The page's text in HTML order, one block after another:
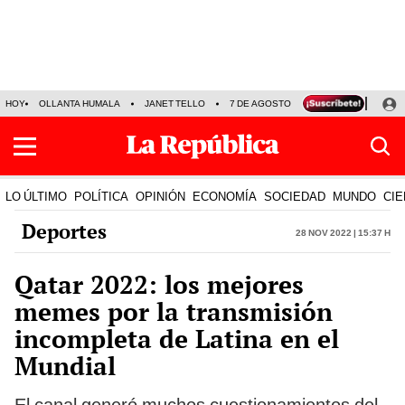
HOY OLLANTA HUMALA JANET TELLO 7 DE AGOSTO TINKA RESULTADOS
LO ÚLTIMO POLÍTICA OPINIÓN ECONOMÍA SOCIEDAD MUNDO
Deportes 28 Nov 2022 | 15:37 h
Qatar 2022: los mejores
memes por la transmisión
incompleta de Latina en el
Mundial